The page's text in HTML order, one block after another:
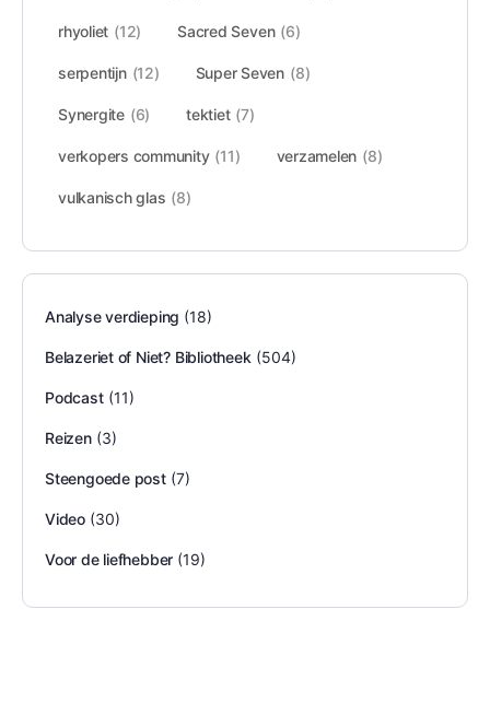
rhyoliet (12) Sacred Seven (6)
serpentijn (12) Super Seven (8)
Synergite (6) tektiet (7)
verkopers community (11) verzamelen (8)
vulkanisch glas (8)
Analyse verdieping (18)
Belazeriet of Niet? Bibliotheek (504)
Podcast(11)
Reizen(3)
Steengoede post(7)
Video(30)
Voor de liefhebber (19)